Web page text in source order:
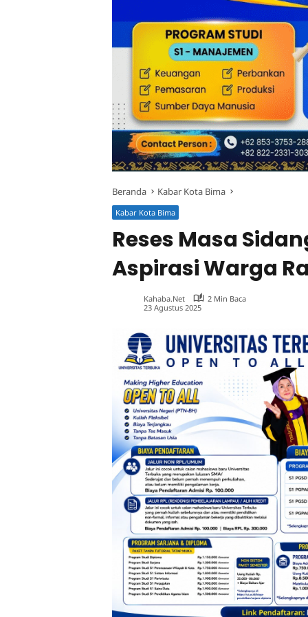
Beranda Kabar Kota Bima
Kabar Kota Bima
Reses Masa
Aspirasi Warga
Kahaba.net
2 Min Baca
23 Agustus 2025